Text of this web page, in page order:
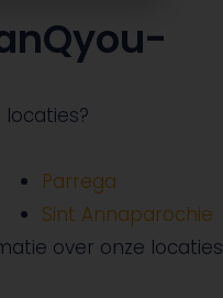
Parrega
Sint Annaparochie
over onze locaties